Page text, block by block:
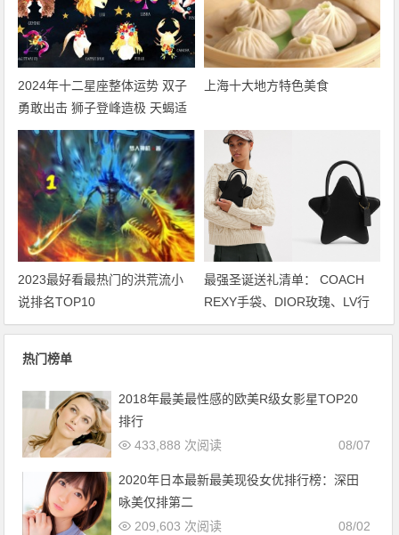
2024年十二星座整体运势 双子
勇敢出击 狮子登峰造极 天蝎适
者生存 摩羯脱胎换骨
上海十大地方特色美食
2023最好看最热门的洪荒流小
说排名TOP10
最强圣诞送礼清单： COACH
REXY手袋、DIOR玫瑰、LV行
李袋… 保证不踩雷
热门榜单
2018年最美最性感的欧美R级女影星TOP20
排行
08/07
433,888 次阅读
2020年日本最新最美现役女优排行榜：深田
咏美仅排第二
08/02
209,603 次阅读